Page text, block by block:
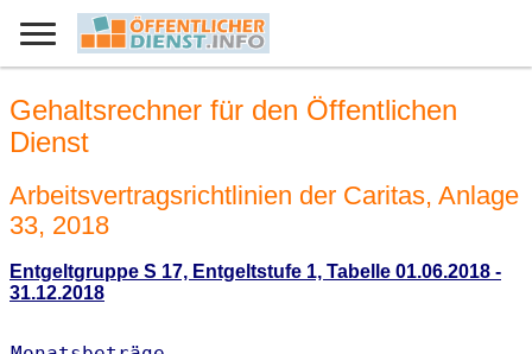
Gehaltsrechner für den Öffentlichen
Dienst
Arbeitsvertragsrichtlinien der Caritas, Anlage
33, 2018
Entgeltgruppe S 17, Entgeltstufe 1, Tabelle 01.06.2018 -
31.12.2018